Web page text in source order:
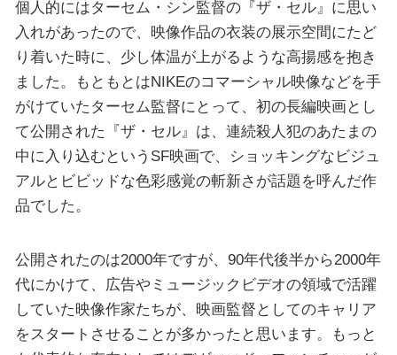
個人的にはターセム・シン監督の『ザ・セル』に思い
入れがあったので、映像作品の衣装の展示空間にたど
り着いた時に、少し体温が上がるような高揚感を抱き
ました。もともとはNIKEのコマーシャル映像などを手
がけていたターセム監督にとって、初の長編映画とし
て公開された『ザ・セル』は、連続殺人犯のあたまの
中に入り込むというSF映画で、ショッキングなビジュ
アルとビビッドな色彩感覚の斬新さが話題を呼んだ作
品でした。
公開されたのは2000年ですが、90年代後半から2000年
代にかけて、広告やミュージックビデオの領域で活躍
していた映像作家たちが、映画監督としてのキャリア
をスタートさせることが多かったと思います。もっと